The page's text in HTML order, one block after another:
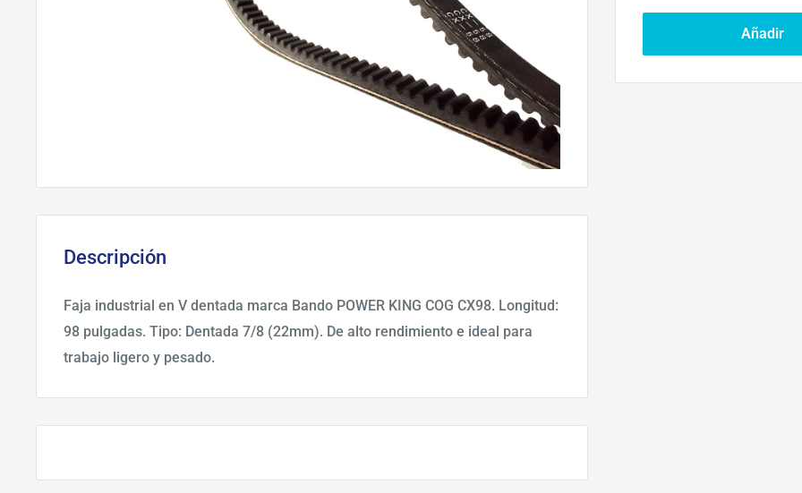
Añadir
Descripción
Faja industrial en V dentada marca Bando POWER KING COG CX98. Longitud:
98 pulgadas. Tipo: Dentada 7/8 (22mm). De alto rendimiento e ideal para
trabajo ligero y pesado.